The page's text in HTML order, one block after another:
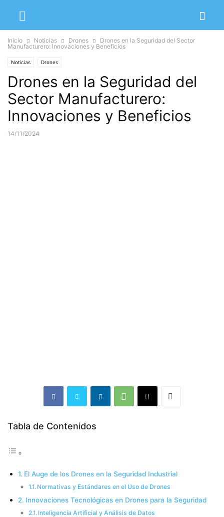
Inicio Noticias Drones
Drones en la Seguridad del Sector
Manufacturero: Innovaciones y Beneficios
Noticias Drones
Drones en la Seguridad del
Sector Manufacturero:
Innovaciones y Beneficios
14/11/2024
Tabla de Contenidos
El Auge de los Drones en la Seguridad Industrial
Normativas y Estándares en el Uso de Drones
Innovaciones Tecnológicas en Drones para la Seguridad
Inteligencia Artificial y Análisis de Datos